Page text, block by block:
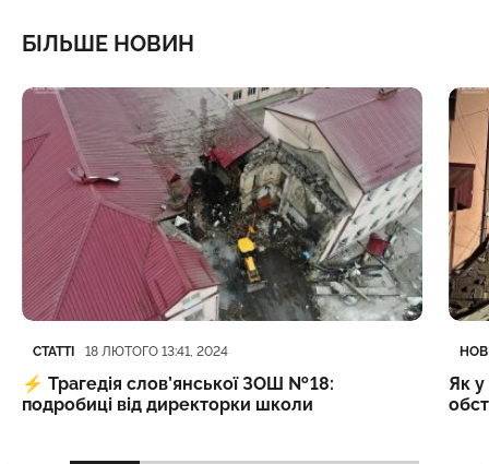
БІЛЬШЕ НОВИН
Категорія
СТАТТІ
Дата публікації
18 ЛЮТОГО 13:41, 2024
⚡️ Трагедія слов’янської ЗОШ № 18:
подробиці від директорки школи
Як у